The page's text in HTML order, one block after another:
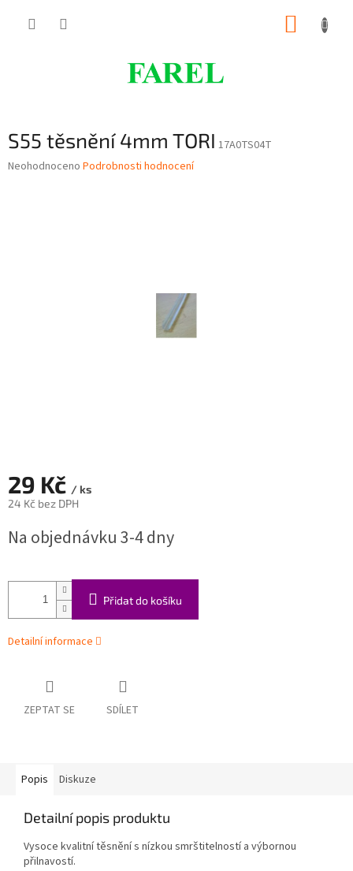
S55 těsnění 4mm TORI 17A0TS04T
Průměrné
Neohodnoceno Podrobnosti hodnocení
29 Kč / ks
24 Kč bez DPH
cena:
Na objednávku 3-4 dny
Přidat do košíku
Detailní informace
ZEPTAT SE SDÍLET
Popis Diskuze
Detailní popis produktu
Vysoce kvalitní těsnění s nízkou smrštitelností a výbornou
přilnavostí.